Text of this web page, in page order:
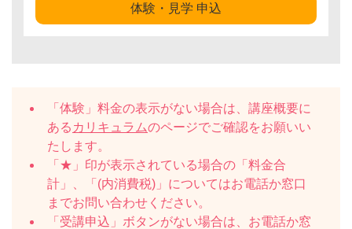
体験・見学 申込
「体験」料金の表示がない場合は、講座概要に
ある カリキュラムのページでご確認をお願いい
たします。
「★」印が表示されている場合の「料金合
計」、「(内消費税)」についてはお電話か窓口
までお問い合わせください。
「受講申込」ボタンがない場合は、お電話か窓